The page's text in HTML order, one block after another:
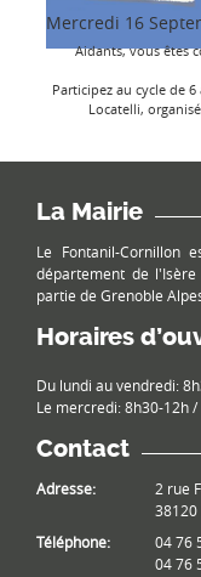
Mercredi 16
Aidants, vous êtes
Participez au cycle de
Locatelli,
La Mairie
Le Fontanil-Cornillon
département de
partie de Grenoble
Horaires
Du lundi au vendredi:
Le mercredi: 8h30-12h
Contact
Adresse:
2 rue
38120
Téléphone:
04 76
04 76